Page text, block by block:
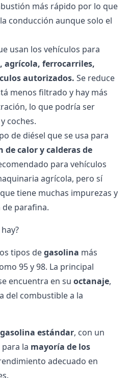
más rápido por lo que
conducción aunque solo el
usan los vehículos para
agrícola, ferrocarriles,
autorizados. Se reduce
menos filtrado y hay más
lo que podría ser
coches.
de diésel que se usa para
de calor y calderas de
para vehículos
agrícola, pero sí
tiene muchas impurezas y
parafina.
tipos degasolina más
95 y 98. La principal
encuentra en su octanaje,
del combustible a la
gasolina estándar, con un
para la mayoría de los
adecuado en